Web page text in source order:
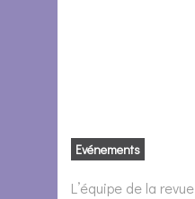
Evénements
L’équipe de la revue